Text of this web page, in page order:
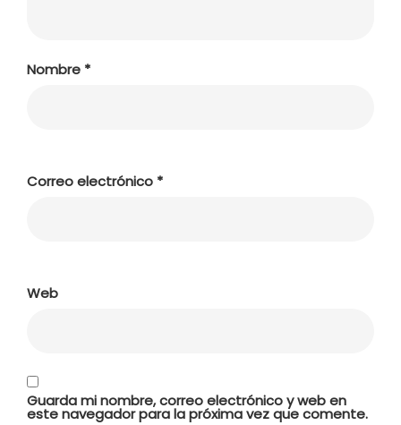
Nombre *
Correo electrónico *
Web
Guarda mi nombre, correo electrónico y web en
este navegador para la próxima vez que comente.